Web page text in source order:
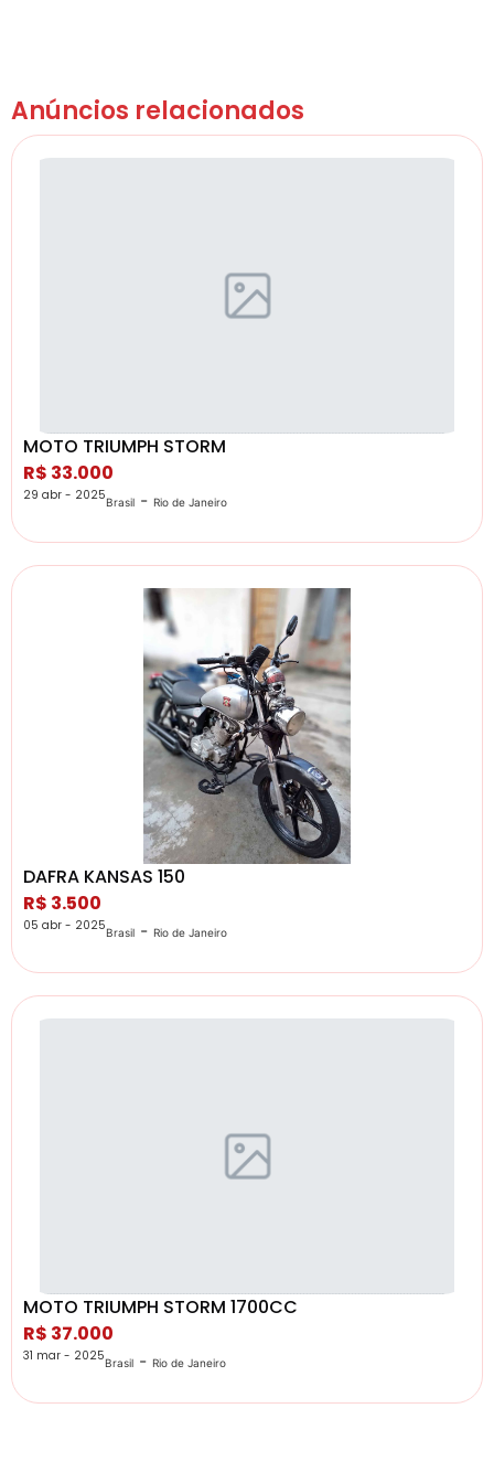
Anúncios relacionados
MOTO TRIUMPH STORM
R$ 33.000
29 abr - 2025Brasil - Rio de Janeiro
DAFRA KANSAS 150
R$ 3.500
05 abr - 2025Brasil - Rio de Janeiro
MOTO TRIUMPH STORM 1700CC
R$ 37.000
31 mar - 2025Brasil - Rio de Janeiro